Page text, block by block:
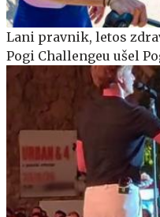
Lani pravnik, letos
Pogi Challengeu ušel